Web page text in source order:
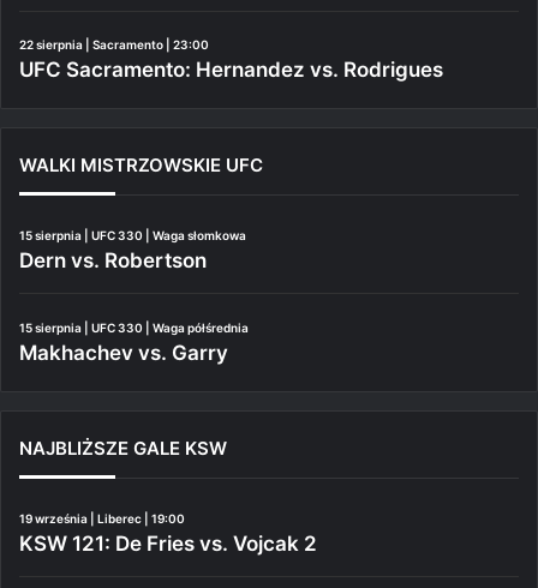
22 sierpnia | Sacramento | 23:00
UFC Sacramento: Hernandez vs. Rodrigues
WALKI MISTRZOWSKIE UFC
15 sierpnia | UFC 330 | Waga słomkowa
Dern vs. Robertson
15 sierpnia | UFC 330 | Waga półśrednia
Makhachev vs. Garry
NAJBLIŻSZE GALE KSW
19 września | Liberec | 19:00
KSW 121: De Fries vs. Vojcak 2